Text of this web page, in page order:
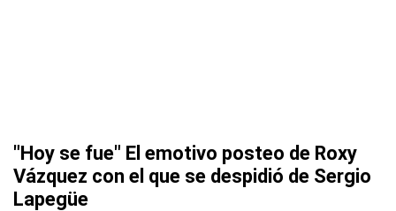
"Hoy se fue" El emotivo posteo de Roxy
Vázquez con el que se despidió de Sergio
Lapegüe